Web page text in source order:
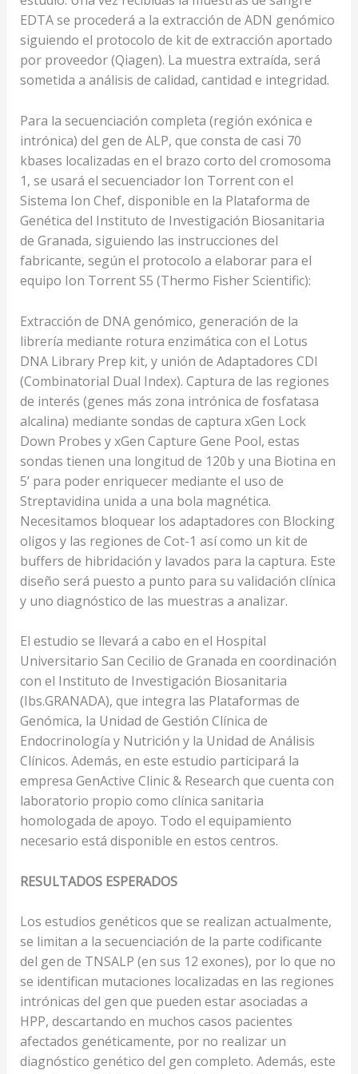
EDTA se procederá a la extracción de ADN genómico
siguiendo el protocolo de kit de extracción aportado
por proveedor (Qiagen). La muestra extraída, será
sometida a análisis de calidad, cantidad e integridad.
Para la secuenciación completa (región exónica e
intrónica) del gen de ALP, que consta de casi 70
kbases localizadas en el brazo corto del cromosoma
1, se usará el secuenciador Ion Torrent con el
Sistema Ion Chef, disponible en la Plataforma de
Genética del Instituto de Investigación Biosanitaria
de Granada, siguiendo las instrucciones del
fabricante, según el protocolo a elaborar para el
equipo Ion Torrent S5 (Thermo Fisher Scientific):
Extracción de DNA genómico, generación de la
librería mediante rotura enzimática con el Lotus
DNA Library Prep kit, y unión de Adaptadores CDI
(Combinatorial Dual Index). Captura de las regiones
de interés (genes más zona intrónica de fosfatasa
alcalina) mediante sondas de captura xGen Lock
Down Probes y xGen Capture Gene Pool, estas
sondas tienen una longitud de 120b y una Biotina en
5’ para poder enriquecer mediante el uso de
Streptavidina unida a una bola magnética.
Necesitamos bloquear los adaptadores con Blocking
oligos y las regiones de Cot-1 así como un kit de
buffers de hibridación y lavados para la captura. Este
diseño será puesto a punto para su validación clínica
y uno diagnóstico de las muestras a analizar.
El estudio se llevará a cabo en el Hospital
Universitario San Cecilio de Granada en coordinación
con el Instituto de Investigación Biosanitaria
(Ibs.GRANADA), que integra las Plataformas de
Genómica, la Unidad de Gestión Clínica de
Endocrinología y Nutrición y la Unidad de Análisis
Clínicos. Además, en este estudio participará la
empresa GenActive Clinic & Research que cuenta con
laboratorio propio como clínica sanitaria
homologada de apoyo. Todo el equipamiento
necesario está disponible en estos centros.
RESULTADOS ESPERADOS
Los estudios genéticos que se realizan actualmente,
se limitan a la secuenciación de la parte codificante
del gen de TNSALP (en sus 12 exones), por lo que no
se identifican mutaciones localizadas en las regiones
intrónicas del gen que pueden estar asociadas a
HPP, descartando en muchos casos pacientes
afectados genéticamente, por no realizar un
diagnóstico genético del gen completo. Además, este